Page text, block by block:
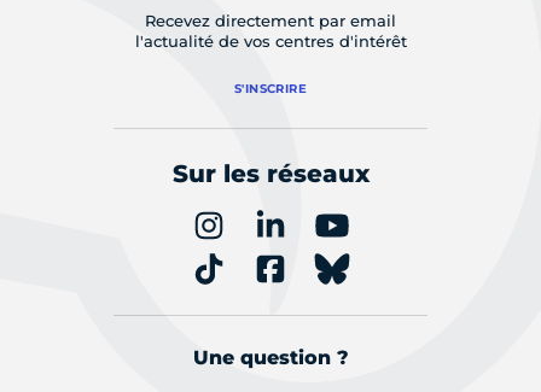
Recevez directement par email
l'actualité de vos centres d'intérêt
S'INSCRIRE
Sur les réseaux
Une question ?